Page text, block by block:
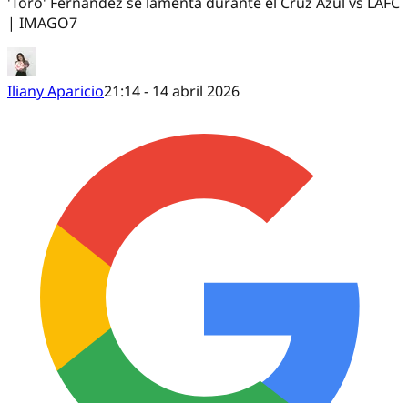
| IMAGO7
Iliany Aparicio21:14 - 14 abril 2026